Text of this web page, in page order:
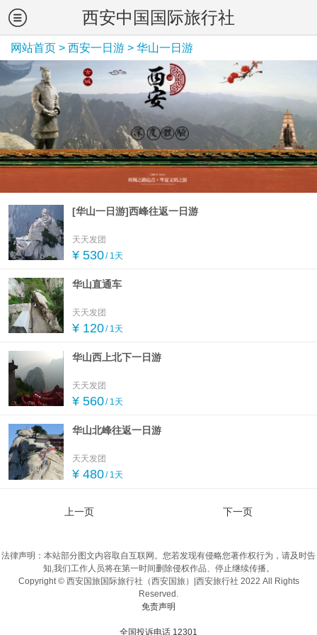
西安中国国际旅行社
网站首页 > 西安一日游 > 华山一日游
[华山一日游]西峰往返一日游
天天发团
¥ 530/ 1天
华山直通车
天天发团
¥ 120/ 1天
华山西上北下一日游
天天发团
¥ 560/ 1天
华山北峰往返一日游
天天发团
¥ 480/ 1天
上一页 下一页
法律声明：本站部分图文内容取自互联网。您若发现有侵略您著作权行为，请及时告
知,我们工作人员将在第一时间删除侵权作品、停止继续传播。
Copyright © 西安国旅国际旅行社（西安国旅）|西安旅行社 2022 All Rights
Reserved.
免责声明
全国投诉电话 12301